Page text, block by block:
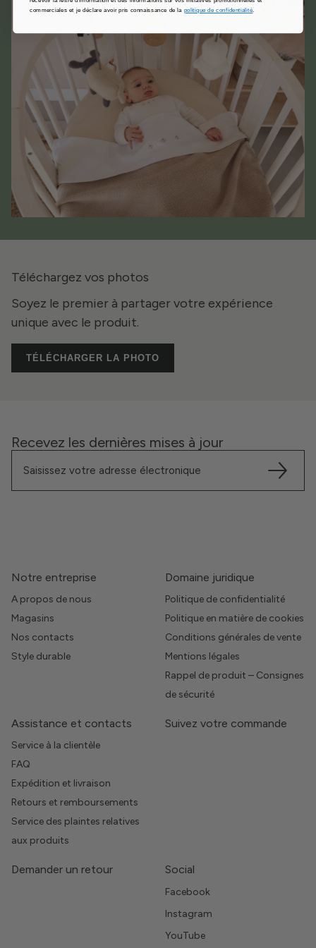
Téléchargez vos photos
Soyez le premier à partager votre expérience
unique avec le produit.
TÉLÉCHARGER LA PHOTO
Recevez les dernières mises à jour
Notre entreprise
A propos de nous
Magasins
Nos contacts
Style durable
Domaine juridique
Politique de confidentialité
Politique en matière de cookies
Conditions générales de vente
Mentions légales
Rappel de produit – Consignes
de sécurité
Assistance et contacts
Service à la clientèle
FAQ
Expédition et livraison
Retours et remboursements
Service des plaintes relatives
aux produits
Suivez votre commande
Demander un retour Social
Facebook
Instagram
YouTube
commerciales et je déclare avoir pris connaissance de la politique de confidentialité